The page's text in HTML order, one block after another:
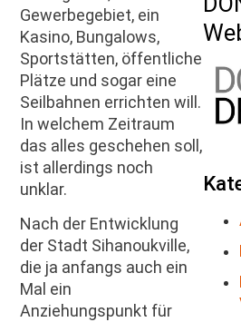
Gewerbegebiet, ein
Kasino, Bungalows,
Sportstätten, öffentliche
Plätze und sogar eine
Seilbahnen errichten will.
In welchem Zeitraum
das alles geschehen soll,
ist allerdings noch
unklar.
Nach der Entwicklung
der Stadt Sihanoukville,
die ja anfangs auch ein
Mal ein
Anziehungspunkt für